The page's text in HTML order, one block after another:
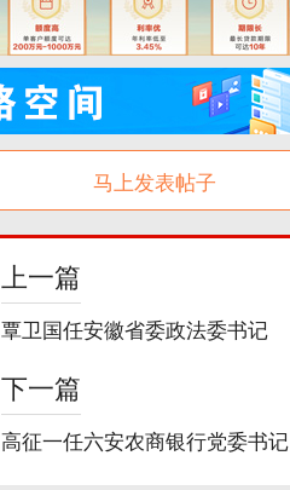
马上发表帖子
上一篇
覃卫国任安徽省委政法委书记
下一篇
高征一任六安农商银行党委书记